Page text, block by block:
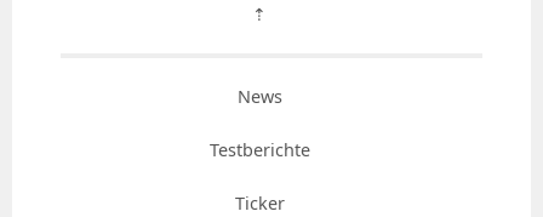
⇡
News
Testberichte
Ticker